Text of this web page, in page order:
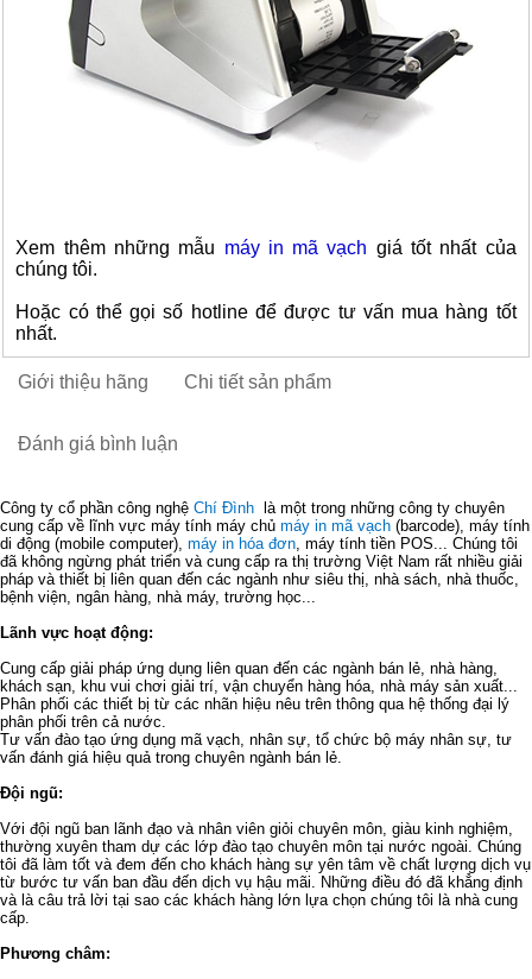
Xem thêm những mẫu máy in mã vạch giá tốt nhất của
chúng tôi.
Hoặc có thể gọi số hotline để được tư vấn mua hàng tốt
nhất.
Giới thiệu hãng Chi tiết sản phẩm
Đánh giá bình luận
Công ty cổ phần công nghệ Chí Đình là một trong những công ty chuyên
cung cấp về lĩnh vực máy tính máy chủ máy in mã vạch (barcode), máy tính
di động (mobile computer), máy in hóa đơn, máy tính tiền POS... Chúng tôi
đã không ngừng phát triển và cung cấp ra thị trường Việt Nam rất nhiều giải
pháp và thiết bị liên quan đến các ngành như siêu thị, nhà sách, nhà thuốc,
bệnh viện, ngân hàng, nhà máy, trường học...
Lãnh vực hoạt động:
Cung cấp giải pháp ứng dụng liên quan đến các ngành bán lẻ, nhà hàng,
khách sạn, khu vui chơi giải trí, vận chuyển hàng hóa, nhà máy sản xuất...
Phân phối các thiết bị từ các nhãn hiệu nêu trên thông qua hệ thống đại lý
phân phối trên cả nước.
Tư vấn đào tạo ứng dụng mã vạch, nhân sự, tổ chức bộ máy nhân sự, tư
vấn đánh giá hiệu quả trong chuyên ngành bán lẻ.
Đội ngũ:
Với đội ngũ ban lãnh đạo và nhân viên giỏi chuyên môn, giàu kinh nghiệm,
thường xuyên tham dự các lớp đào tạo chuyên môn tại nước ngoài. Chúng
tôi đã làm tốt và đem đến cho khách hàng sự yên tâm về chất lượng dịch vụ
từ bước tư vấn ban đầu đến dịch vụ hậu mãi. Những điều đó đã khẳng định
và là câu trả lời tại sao các khách hàng lớn lựa chọn chúng tôi là nhà cung
cấp.
Phương châm: